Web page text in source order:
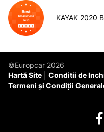
KAYAK 2020
©Europcar 2026
Hartă Site
Conditii de
Termeni și Condiții